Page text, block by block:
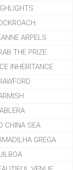
ARPELS
THE PRIZE
INHERITANCE
CHINA SEA
GREGA